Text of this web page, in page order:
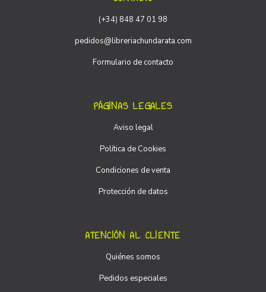
(+34) 848 47 01 98
pedidos@libreriachundarata.com
Formulario de contacto
PÁGINAS LEGALES
Aviso legal
Política de Cookies
Condiciones de venta
Protección de datos
ATENCIÓN AL CLIENTE
Quiénes somos
Pedidos especiales